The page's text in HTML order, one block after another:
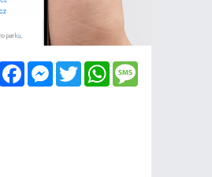
FacebookMessenger
TwitterWhatsApp